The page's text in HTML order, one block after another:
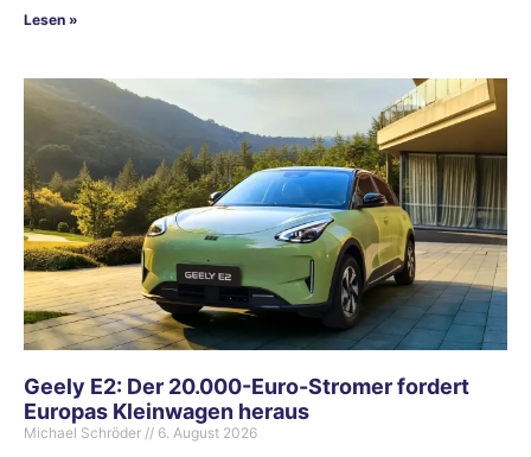
Lesen »
Geely E2: Der 20.000-Euro-Stromer fordert
Europas Kleinwagen heraus
Michael Schröder 6. August 2026